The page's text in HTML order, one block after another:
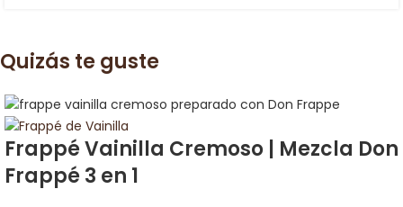
Quizás te guste
Frappé Vainilla Cremoso | Mezcla Don
Frappé 3 en 1